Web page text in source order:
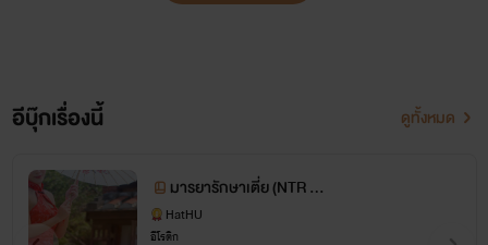
อีบุ๊กเรื่องนี้ ดูทั้งหมด
มารยารักษาเตี่ย (NTR 18
+)
HatHU
อีโรติก